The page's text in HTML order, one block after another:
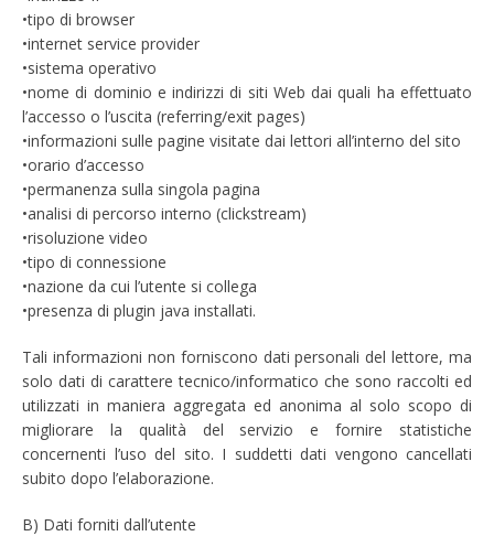
•tipo di browser
•internet service provider
•sistema operativo
•nome di dominio e indirizzi di siti Web dai quali ha effettuato
l’accesso o l’uscita (referring/exit pages)
•informazioni sulle pagine visitate dai lettori all’interno del sito
•orario d’accesso
•permanenza sulla singola pagina
•analisi di percorso interno (clickstream)
•risoluzione video
•tipo di connessione
•nazione da cui l’utente si collega
•presenza di plugin java installati.
Tali informazioni non forniscono dati personali del lettore, ma
solo dati di carattere tecnico/informatico che sono raccolti ed
utilizzati in maniera aggregata ed anonima al solo scopo di
migliorare la qualità del servizio e fornire statistiche
concernenti l’uso del sito. I suddetti dati vengono cancellati
subito dopo l’elaborazione.
B) Dati forniti dall’utente